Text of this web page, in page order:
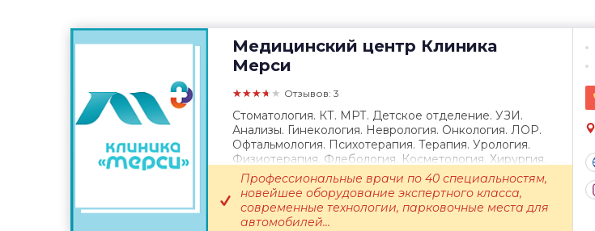
Медицинский центр Клиника
Мерси
★★★★★ Отзывов: 3
Стоматология. КТ. МРТ. Детское отделение. УЗИ.
Анализы. Гинекология. Неврология. Онкология. ЛОР.
Офтальмология. Психотерапия. Терапия. Урология.
Физиотерапия. Флебология. Косметология. Хирургия.
Выезд врача...
Профессиональные врачи по 40 специальностям,
новейшее оборудование экспертного класса,
современные технологии, парковочные места для
автомобилей...